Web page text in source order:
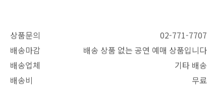
상품문의
02-771-7707
배송마감
배송 상품 없는 공연 예매 상품입니다
배송업체
기타 배송
배송비
무료